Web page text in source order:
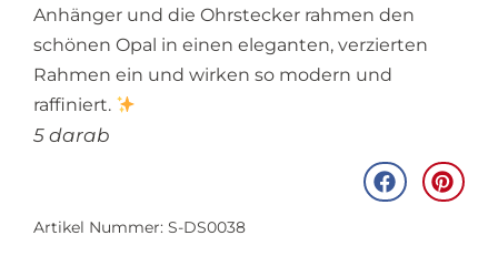
Anhänger und die Ohrstecker rahmen den
schönen Opal in einen eleganten, verzierten
Rahmen ein und wirken so modern und
raffiniert.
5 darab
Artikel Nummer: S-DS0038